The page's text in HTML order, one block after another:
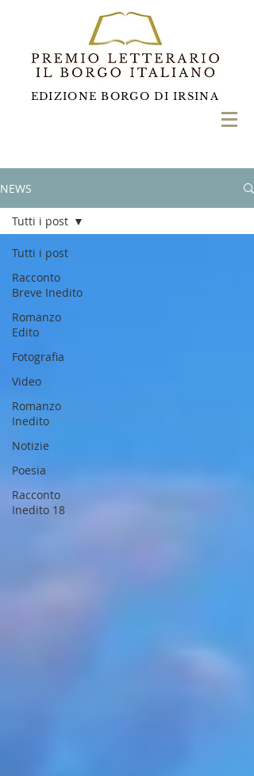
EDIZIONE BORGO DI IRSINA
NEWS
Tutti i post
Racconto
Breve Inedito
Romanzo
Edito
Fotografia
Video
Romanzo
Inedito
Notizie
Poesia
Racconto
Inedito 18
Tutti i post